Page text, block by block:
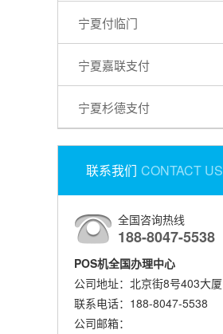
宁夏付临门
宁夏嘉联支付
宁夏杉德支付
联系我们 CONTACT US
全国咨询热线
188-8047-5538
POS机全国办理中心
公司地址：北京街8号403大厦
联系电话：188-8047-5538
公司邮箱：